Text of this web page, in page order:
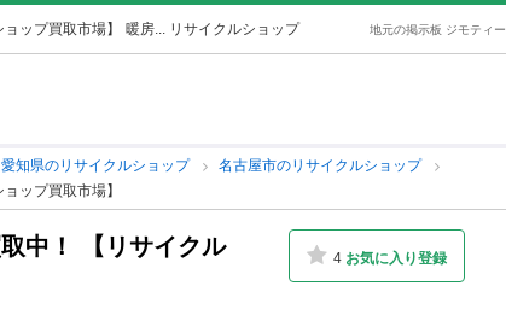
ップ買取市場】 暖房... リサイクルショップ 地元の掲示板 ジモティー
愛知県のリサイクルショップ
名古屋市のリサイクルショップ
ップ買取市場】
中！ 【リサイクル
4 お気に入り登録